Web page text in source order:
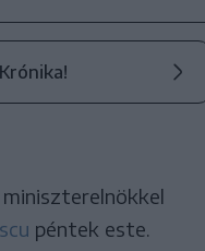
miniszterelnökkel
péntek este.